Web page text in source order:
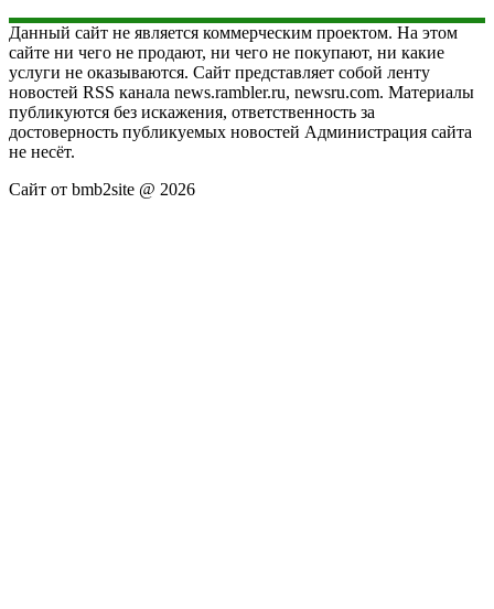
Данный сайт не является коммерческим проектом. На этом
сайте ни чего не продают, ни чего не покупают, ни какие
услуги не оказываются. Сайт представляет собой ленту
новостей RSS канала news.rambler.ru, newsru.com. Материалы
публикуются без искажения, ответственность за
достоверность публикуемых новостей Администрация сайта
не несёт.
Сайт от bmb2site @ 2026